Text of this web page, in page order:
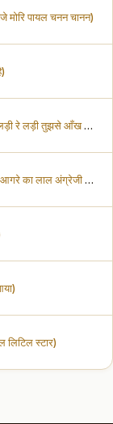
पायल चनन चानन)
Ladi Re Ladi Tujhe Se Aankh Jo Ladi (लड़ी रे लड़ी तुझसे आँख जो लड़ी)
Agre Ka Lala Angreji Dulhan Laya Re (आगरे का लाल अंग्रेजी दुल्हन लाया रे)
स्टार)